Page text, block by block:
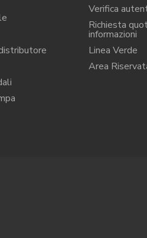
Verifica
Richiesta
informazioni
Linea Verde
Area